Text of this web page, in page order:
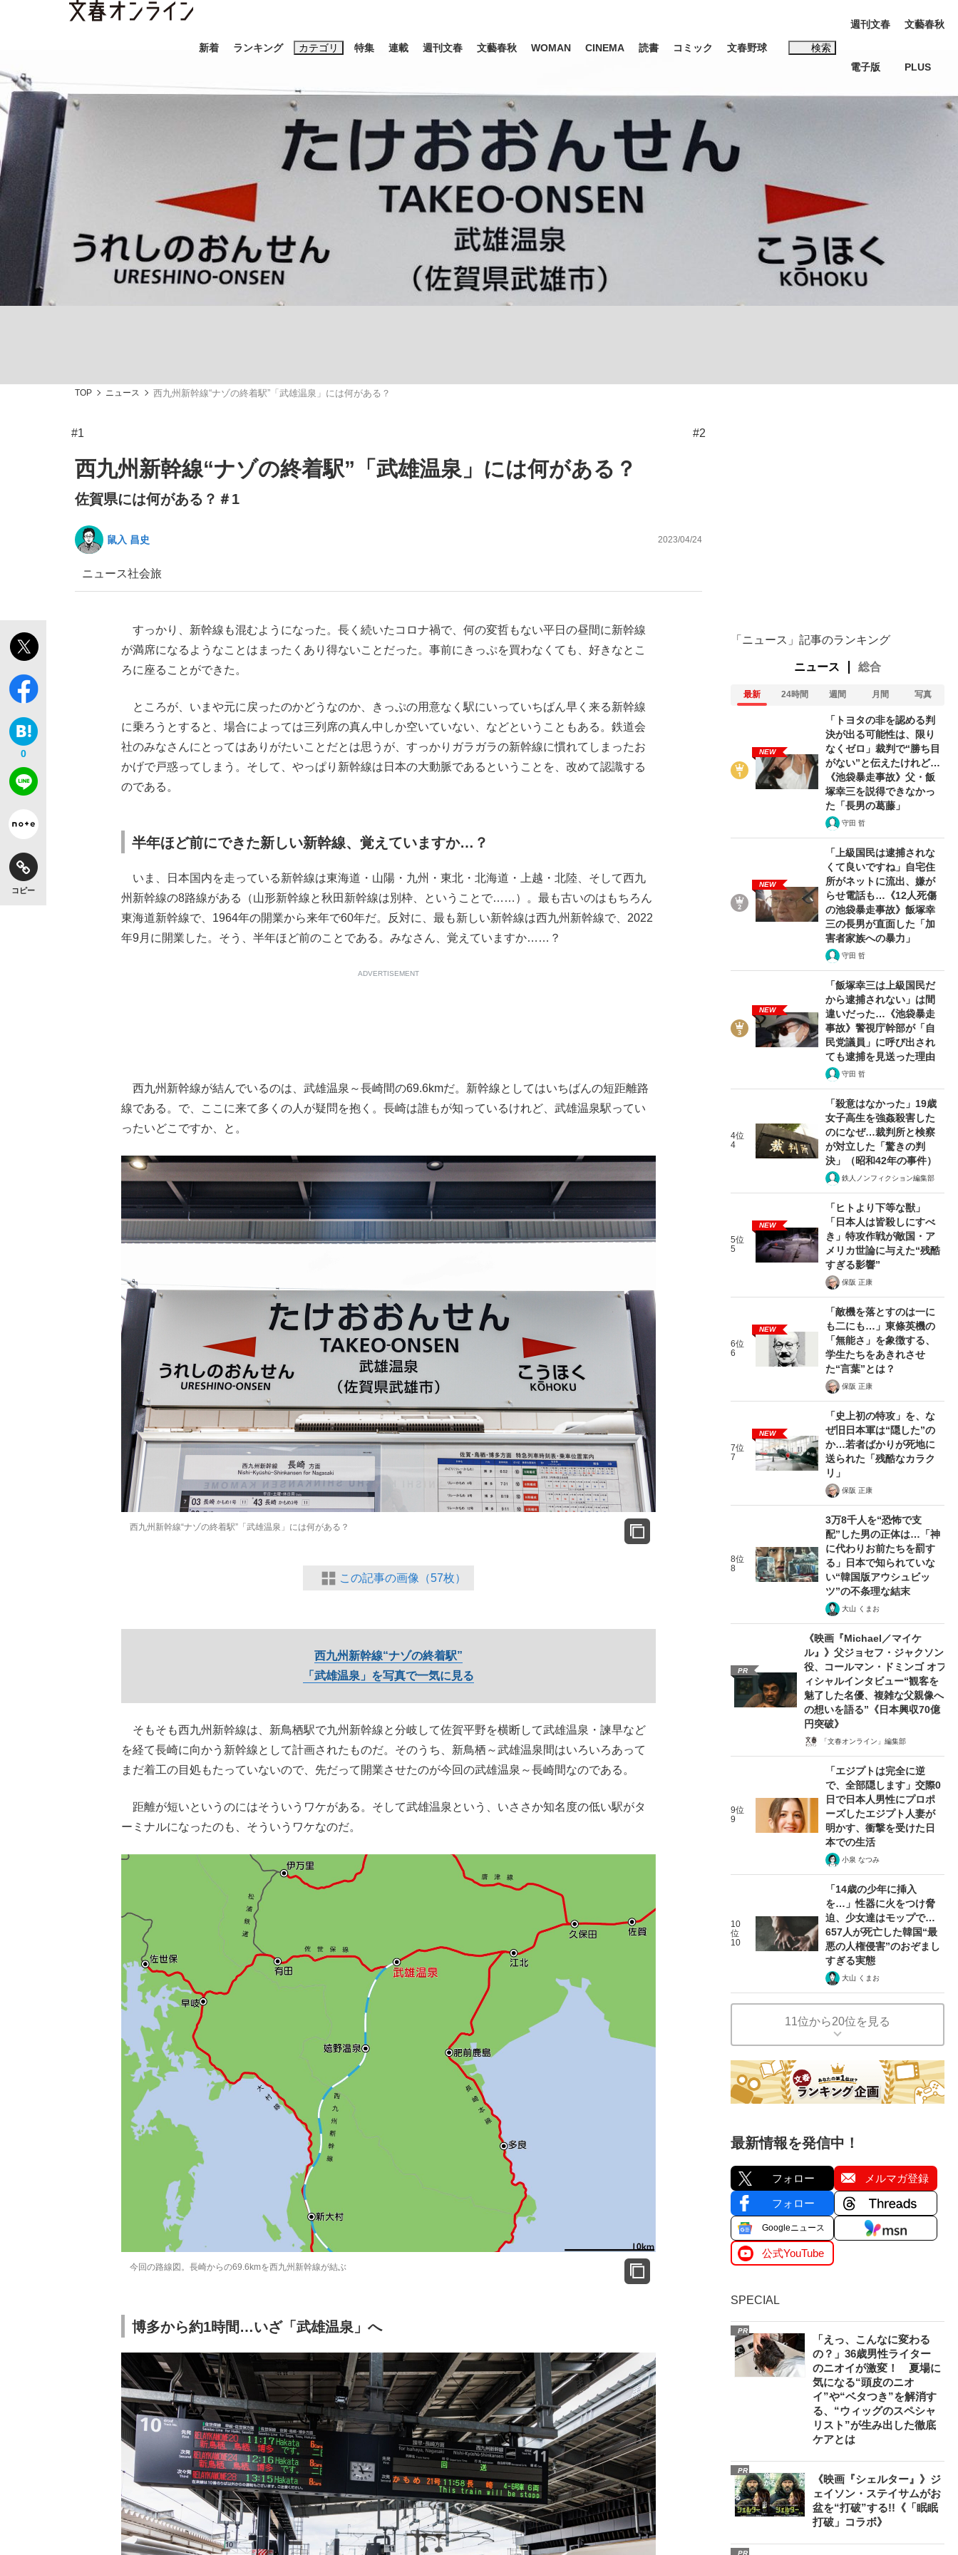
新着 ランキング カテゴリ
スクープ
《BTS厳戒トーキョー滞在記》RM→渋谷で飲み会、JIN→伊豆の... 「90%は失敗する。でも…」本田圭佑が初めて明かした日本代表監督に...
「クマが悪者扱いされているのが悲しい」『北の国から』倉本聰氏（91...
特集
終戦から81年 日本生まれのK-POPアイドルたち
キングの誕生を、目撃せよ。
連載 週刊文春 文藝春秋 WOMAN CINEMA 読書 コミック 文春野球 検索
おすすめのキーワードタグ一覧
#藤田晋 #三山凌輝 #高市早苗 #後藤真希 #森岡毅 #城彰二 #内田有紀
#松田聖子
#玉木雄一郎
週刊文春
電子版
文藝春秋
PLUS
TOP ニュース 西九州新幹線“ナゾの終着駅”「武雄温泉」には何がある？
#1 #2
西九州新幹線“ナゾの終着駅”「武雄温泉」には何がある？
佐賀県には何がある？＃1
鼠入 昌史 2023/04/24
ニュース社会旅
0
コピー
すっかり、新幹線も混むようになった。長く続いたコロナ禍で、何の変哲もない平日の昼間に新幹線
が満席になるようなことはまったくあり得ないことだった。事前にきっぷを買わなくても、好きなとこ
ろに座ることができた。
ところが、いまや元に戻ったのかどうなのか、きっぷの用意なく駅にいっていちばん早く来る新幹線
に乗ろうとすると、場合によっては三列席の真ん中しか空いていない、などということもある。鉄道会
社のみなさんにとってはありがたいことだとは思うが、すっかりガラガラの新幹線に慣れてしまったお
かげで戸惑ってしまう。そして、やっぱり新幹線は日本の大動脈であるということを、改めて認識する
のである。
半年ほど前にできた新しい新幹線、覚えていますか…？
いま、日本国内を走っている新幹線は東海道・山陽・九州・東北・北海道・上越・北陸、そして西九
州新幹線の8路線がある（山形新幹線と秋田新幹線は別枠、ということで……）。最も古いのはもちろん
東海道新幹線で、1964年の開業から来年で60年だ。反対に、最も新しい新幹線は西九州新幹線で、2022
年9月に開業した。そう、半年ほど前のことである。みなさん、覚えていますか……？
ADVERTISEMENT
西九州新幹線が結んでいるのは、武雄温泉～長崎間の69.6kmだ。新幹線としてはいちばんの短距離路
線である。で、ここに来て多くの人が疑問を抱く。長崎は誰もが知っているけれど、武雄温泉駅ってい
ったいどこですか、と。
西九州新幹線“ナゾの終着駅”「武雄温泉」には何がある？
この記事の画像（57枚）
西九州新幹線“ナゾの終着駅”
「武雄温泉」を写真で一気に見る
そもそも西九州新幹線は、新鳥栖駅で九州新幹線と分岐して佐賀平野を横断して武雄温泉・諫早など
を経て長崎に向かう新幹線として計画されたものだ。そのうち、新鳥栖～武雄温泉間はいろいろあって
まだ着工の目処もたっていないので、先だって開業させたのが今回の武雄温泉～長崎間なのである。
距離が短いというのにはそういうワケがある。そして武雄温泉という、いささか知名度の低い駅がタ
ーミナルになったのも、そういうワケなのだ。
今回の路線図。長崎からの69.6kmを西九州新幹線が結ぶ
博多から約1時間…いざ「武雄温泉」へ
「ニュース」記事のランキング
ニュース 総合
最新 24時間 週間 月間 写真
NEW
「トヨタの非を認める判
決が出る可能性は、限り
なくゼロ」裁判で“勝ち目
がない”と伝えたけれど…
《池袋暴走事故》父・飯
塚幸三を説得できなかっ
た「長男の葛藤」
守田 哲
NEW
「上級国民は逮捕されな
くて良いですね」自宅住
所がネットに流出、嫌が
らせ電話も…《12人死傷
の池袋暴走事故》飯塚幸
三の長男が直面した「加
害者家族への暴力」
守田 哲
NEW
「飯塚幸三は上級国民だ
から逮捕されない」は間
違いだった…《池袋暴走
事故》警視庁幹部が「自
民党議員」に呼び出され
ても逮捕を見送った理由
守田 哲
4位
4
「殺意はなかった」19歳
女子高生を強姦殺害した
のになぜ…裁判所と検察
が対立した「驚きの判
決」（昭和42年の事件）
鉄人ノンフィクション編集部
5位
5
NEW
「ヒトより下等な獣」
「日本人は皆殺しにすべ
き」特攻作戦が敵国・ア
メリカ世論に与えた“残酷
すぎる影響”
保阪 正康
6位
6
NEW
「敵機を落とすのは一に
も二にも…」東條英機の
「無能さ」を象徴する、
学生たちをあきれさせ
た“言葉”とは？
保阪 正康
7位
7
NEW
「史上初の特攻」を、な
ぜ旧日本軍は“隠した”の
か…若者ばかりが死地に
送られた「残酷なカラク
リ」
保阪 正康
8位
8
3万8千人を“恐怖で支
配”した男の正体は…「神
に代わりお前たちを罰す
る」日本で知られていな
い“韓国版アウシュビッ
ツ”の不条理な結末
大山 くまお
PR
《映画『Michael／マイケ
ル』》父ジョセフ・ジャクソン
役、コールマン・ドミンゴ オフ
ィシャルインタビュー“観客を
魅了した名優、複雑な父親像へ
の想いを語る”《日本興収70億
円突破》
「文春オンライン」編集部
9位
9
「エジプトは完全に逆
で、全部隠します」交際0
日で日本人男性にプロポ
ーズしたエジプト人妻が
明かす、衝撃を受けた日
本での生活
小泉 なつみ
10
位
10
「14歳の少年に挿入
を…」性器に火をつけ脅
迫、少女達はモップで…
657人が死亡した韓国“最
悪の人権侵害”のおぞまし
すぎる実態
大山 くまお
11位から20位を見る
最新情報を発信中！
フォロー メルマガ登録
フォロー
Googleニュース
公式YouTube
SPECIAL
PR
「えっ、こんなに変わる
の？」36歳男性ライター
のニオイが激変！ 夏場に
気になる“頭皮のニオ
イ”や“ベタつき”を解消す
る、“ウィッグのスペシャ
リスト”が生み出した徹底
ケアとは
PR
《映画『シェルター』》ジ
ェイソン・ステイサムがお
盆を“打破”する!!《「眠眠
打破」コラボ》